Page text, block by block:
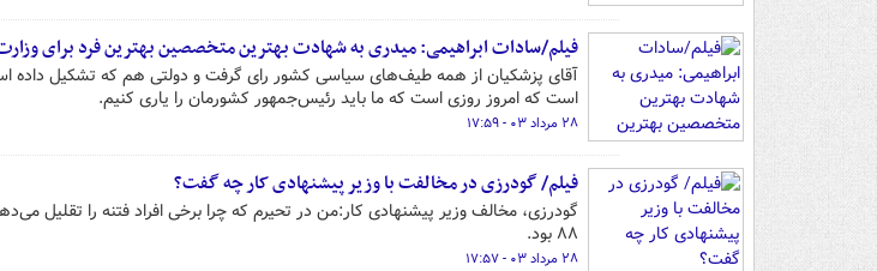
فیلم/سادات ابراهیمی: میدری به شهادت بهترین متخصصین بهترین فرد برای
آقای پزشکیان از همه طیف‌های سیاسی کشور رای گرفت و دولتی هم که تشکیل
است که امروز روزی است که ما باید رئیس‌جمهور کشورمان را یاری کنیم.
۲۸ مرداد ۰۳ - ۱۷:۵۹
فیلم/ گودرزی در مخالفت با وزیر پیشنهادی کار چه گفت؟
گودرزی، مخالف وزیر پیشنهادی کار:من در تحیرم که چرا برخی افراد فتنه را تقلیل
۸۸ بود.
۲۸ مرداد ۰۳ - ۱۷:۵۷